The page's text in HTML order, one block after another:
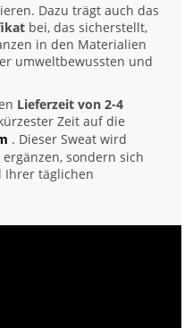
Dazu trägt auch das
bei, das sicherstellt,
in den Materialien
umweltbewussten und
Lieferzeit von 2-4
Zeit auf die
. Dieser Sweat wird
sondern sich
Ihrer täglichen